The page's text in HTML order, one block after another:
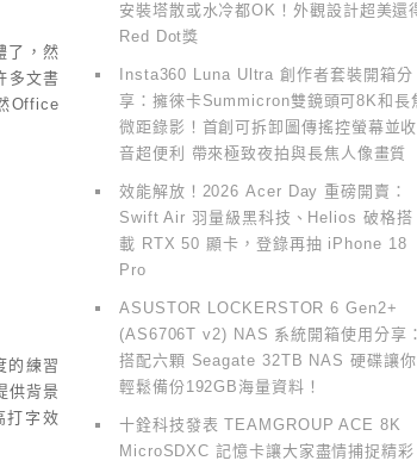
了，然
多文書
Office
的練習
供背景
打字效
安裝塔散或水冷都OK！外觀設計超美還
Red Dot獎
Insta360 Luna Ultra 創作者套裝開箱分
享：擁徠卡Summicron雙鏡頭可8K和長
微距錄影！首創可拆卸圖傳搖控螢幕並收
音超便利 帶來極致夜拍與長焦人像畫質
效能解放！2026 Acer Day 重磅開賣：
Swift Air 羽量級黑科技、Helios 破格搭
載 RTX 50 顯卡，登錄再抽 iPhone 18
Pro
ASUSTOR LOCKERSTOR 6 Gen2+
(AS6706T v2) NAS 系統開箱使用分享：
搭配六顆 Seagate 32TB NAS 硬碟讓你
輕鬆備份192GB海量資料！
十銓科技發表 TEAMGROUP ACE 8K
MicroSDXC 記憶卡讓大家盡情捕捉精彩